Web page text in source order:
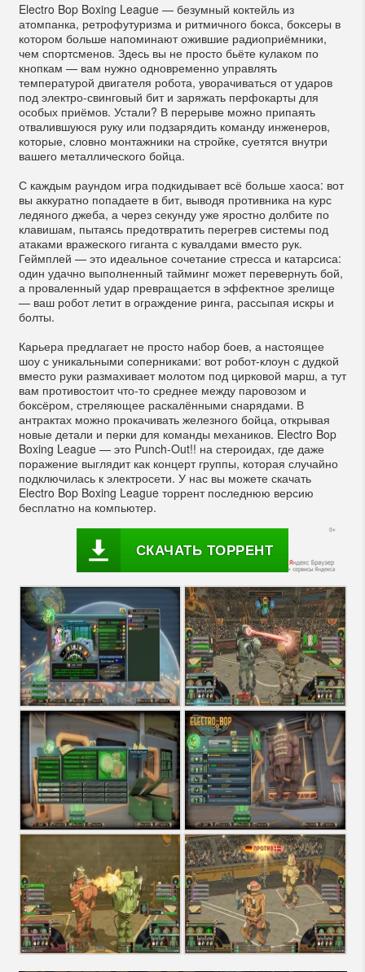
Electro Bop Boxing League — безумный коктейль из
атомпанка, ретрофутуризма и ритмичного бокса, боксеры в
котором больше напоминают ожившие радиоприёмники,
чем спортсменов. Здесь вы не просто бьёте кулаком по
кнопкам — вам нужно одновременно управлять
температурой двигателя робота, уворачиваться от ударов
под электро-свинговый бит и заряжать перфокарты для
особых приёмов. Устали? В перерыве можно припаять
отвалившуюся руку или подзарядить команду инженеров,
которые, словно монтажники на стройке, суетятся внутри
вашего металлического бойца.
С каждым раундом игра подкидывает всё больше хаоса: вот
вы аккуратно попадаете в бит, выводя противника на курс
ледяного джеба, а через секунду уже яростно долбите по
клавишам, пытаясь предотвратить перегрев системы под
атаками вражеского гиганта с кувалдами вместо рук.
Геймплей — это идеальное сочетание стресса и катарсиса:
один удачно выполненный тайминг может перевернуть бой,
а проваленный удар превращается в эффектное зрелище
— ваш робот летит в ограждение ринга, рассыпая искры и
болты.
Карьера предлагает не просто набор боев, а настоящее
шоу с уникальными соперниками: вот робот-клоун с дудкой
вместо руки размахивает молотом под цирковой марш, а тут
вам противостоит что-то среднее между паровозом и
боксёром, стреляющее раскалёнными снарядами. В
антрактах можно прокачивать железного бойца, открывая
новые детали и перки для команды механиков. Electro Bop
Boxing League — это Punch-Out!! на стероидах, где даже
поражение выглядит как концерт группы, которая случайно
подключилась к электросети. У нас вы можете скачать
Electro Bop Boxing League торрент последнюю версию
бесплатно на компьютер.
СКАЧАТЬ ТОРРЕНТ